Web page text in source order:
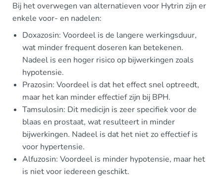
Bij het overwegen van alternatieven voor Hytrin zijn er
enkele voor- en nadelen:
Doxazosin: Voordeel is de langere werkingsduur,
wat minder frequent doseren kan betekenen.
Nadeel is een hoger risico op bijwerkingen zoals
hypotensie.
Prazosin: Voordeel is dat het effect snel optreedt,
maar het kan minder effectief zijn bij BPH.
Tamsulosin: Dit medicijn is zeer specifiek voor de
blaas en prostaat, wat resulteert in minder
bijwerkingen. Nadeel is dat het niet zo effectief is
voor hypertensie.
Alfuzosin: Voordeel is minder hypotensie, maar het
is niet voor iedereen geschikt.